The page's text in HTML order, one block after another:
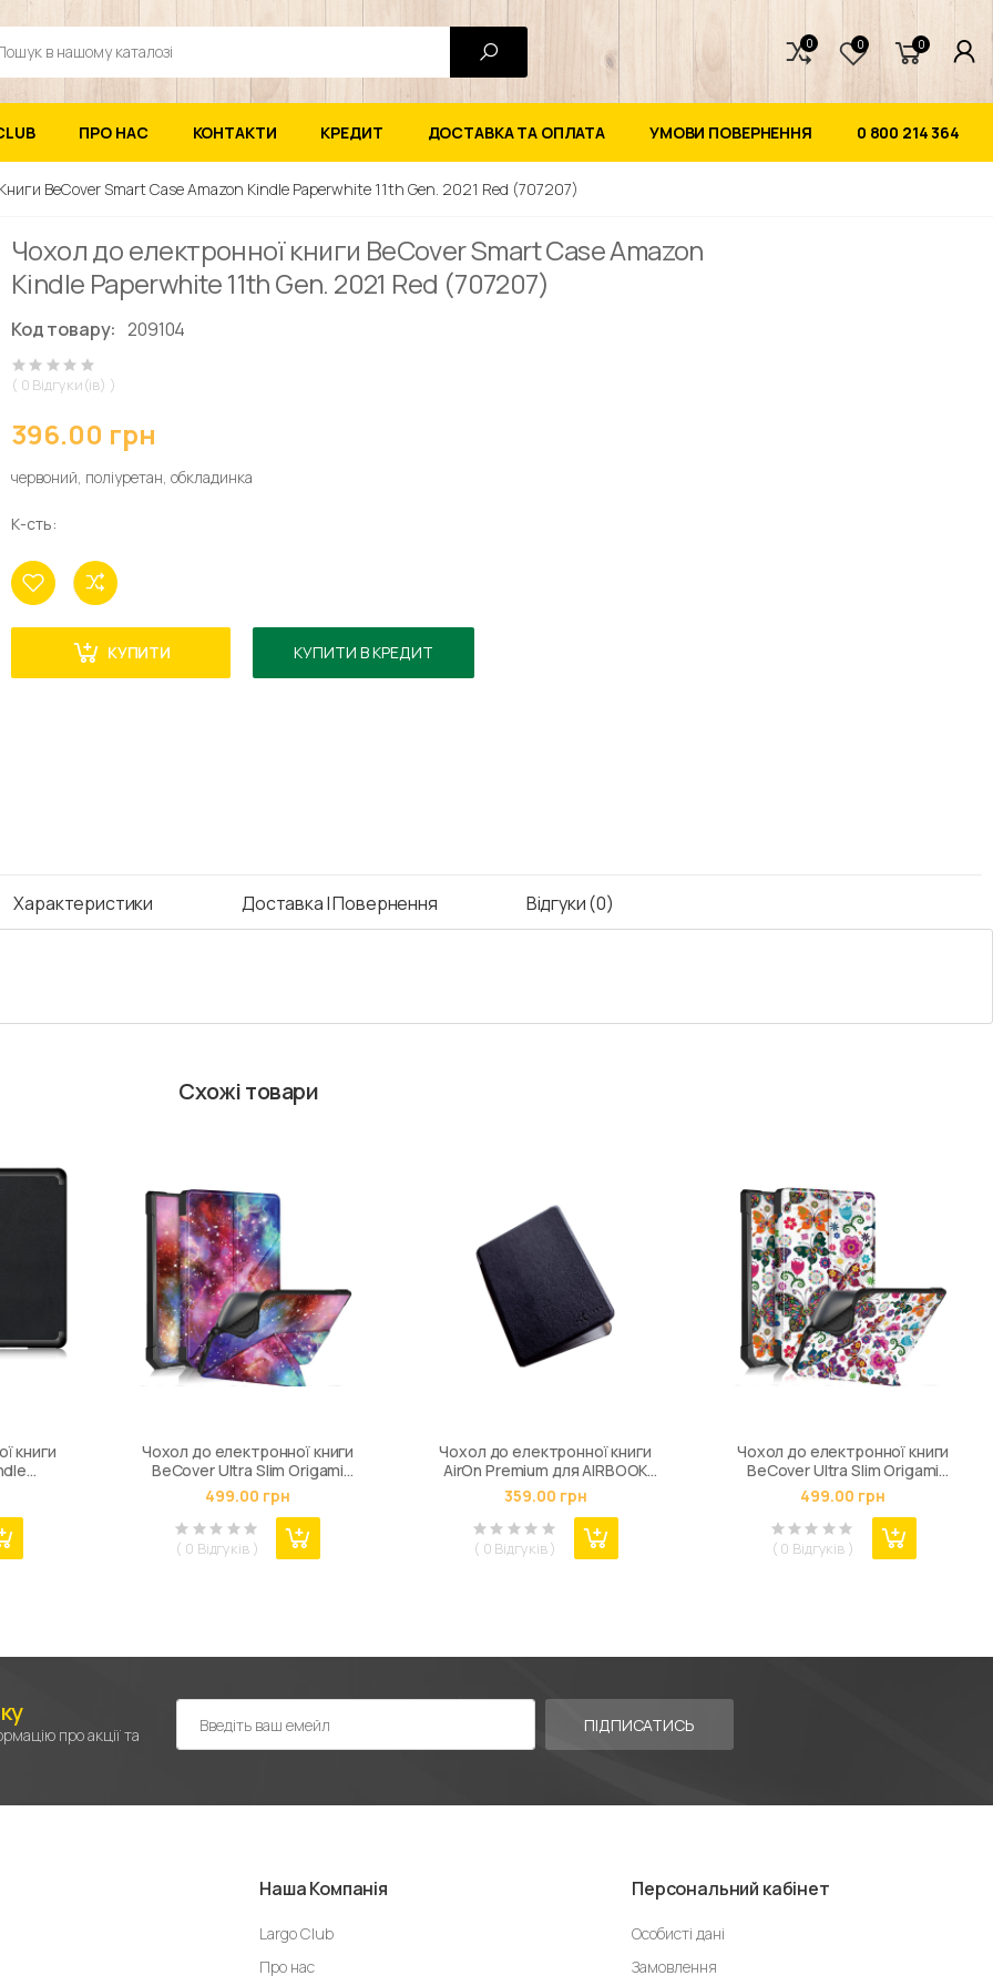
0 0 0
ПРО НАС КОНТАКТИ КРЕДИТ ДОСТАВКА ТА ОПЛАТА УМОВИ ПОВЕРНЕННЯ 0 800 214 364
BeCover Smart Case Amazon Kindle Paperwhite 11th Gen. 2021 Red (707207)
Чохол до електронної книги BeCover Smart Case Amazon
Kindle Paperwhite 11th Gen. 2021 Red (707207)
Код товару: 209104
( 0 Відгуки(ів) )
396.00 грн
червоний, поліуретан, обкладинка
К-сть:
КУПИТИ КУПИТИ В КРЕДИТ
Характеристики Доставка І Повернення Відгуки (0)
Схожі товари
книги
Чохол до електронної книги
BeCover Ultra Slim Origami
PocketBook 740 Inkpad 3 /
Color / Pro Space (707458)
499.00 грн
( 0 Відгуків )
Чохол до електронної книги
AirOn Premium для AIRBOOK
City LED 2021 black
(4821784622010)
359.00 грн
( 0 Відгуків )
Чохол до електронної книги
BeCover Ultra Slim Origami
PocketBook 740 Inkpad 3 /
Color / Pro Butterfly (707452)
499.00 грн
( 0 Відгуків )
про акції та ПІДПИСАТИСЬ
Наша Компанія
Largo Club
Про нас
Персональний кабінет
Особисті дані
Замовлення